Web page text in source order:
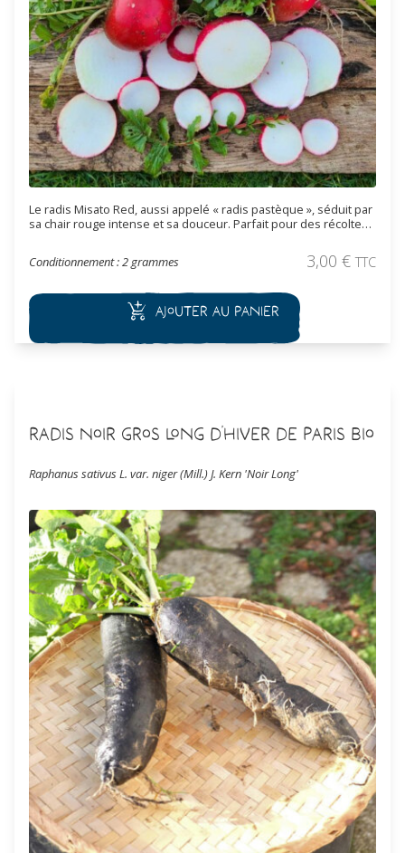
Le radis Misato Red, aussi appelé « radis pastèque », séduit par
sa chair rouge intense et sa douceur. Parfait pour des récoltes
Conditionnement : 2 grammes
3,00 € TTC
Ajouter au panier
Radis Noir Gros Long d'Hiver de Paris Bio
Raphanus sativus L. var. niger (Mill.) J. Kern 'Noir Long'